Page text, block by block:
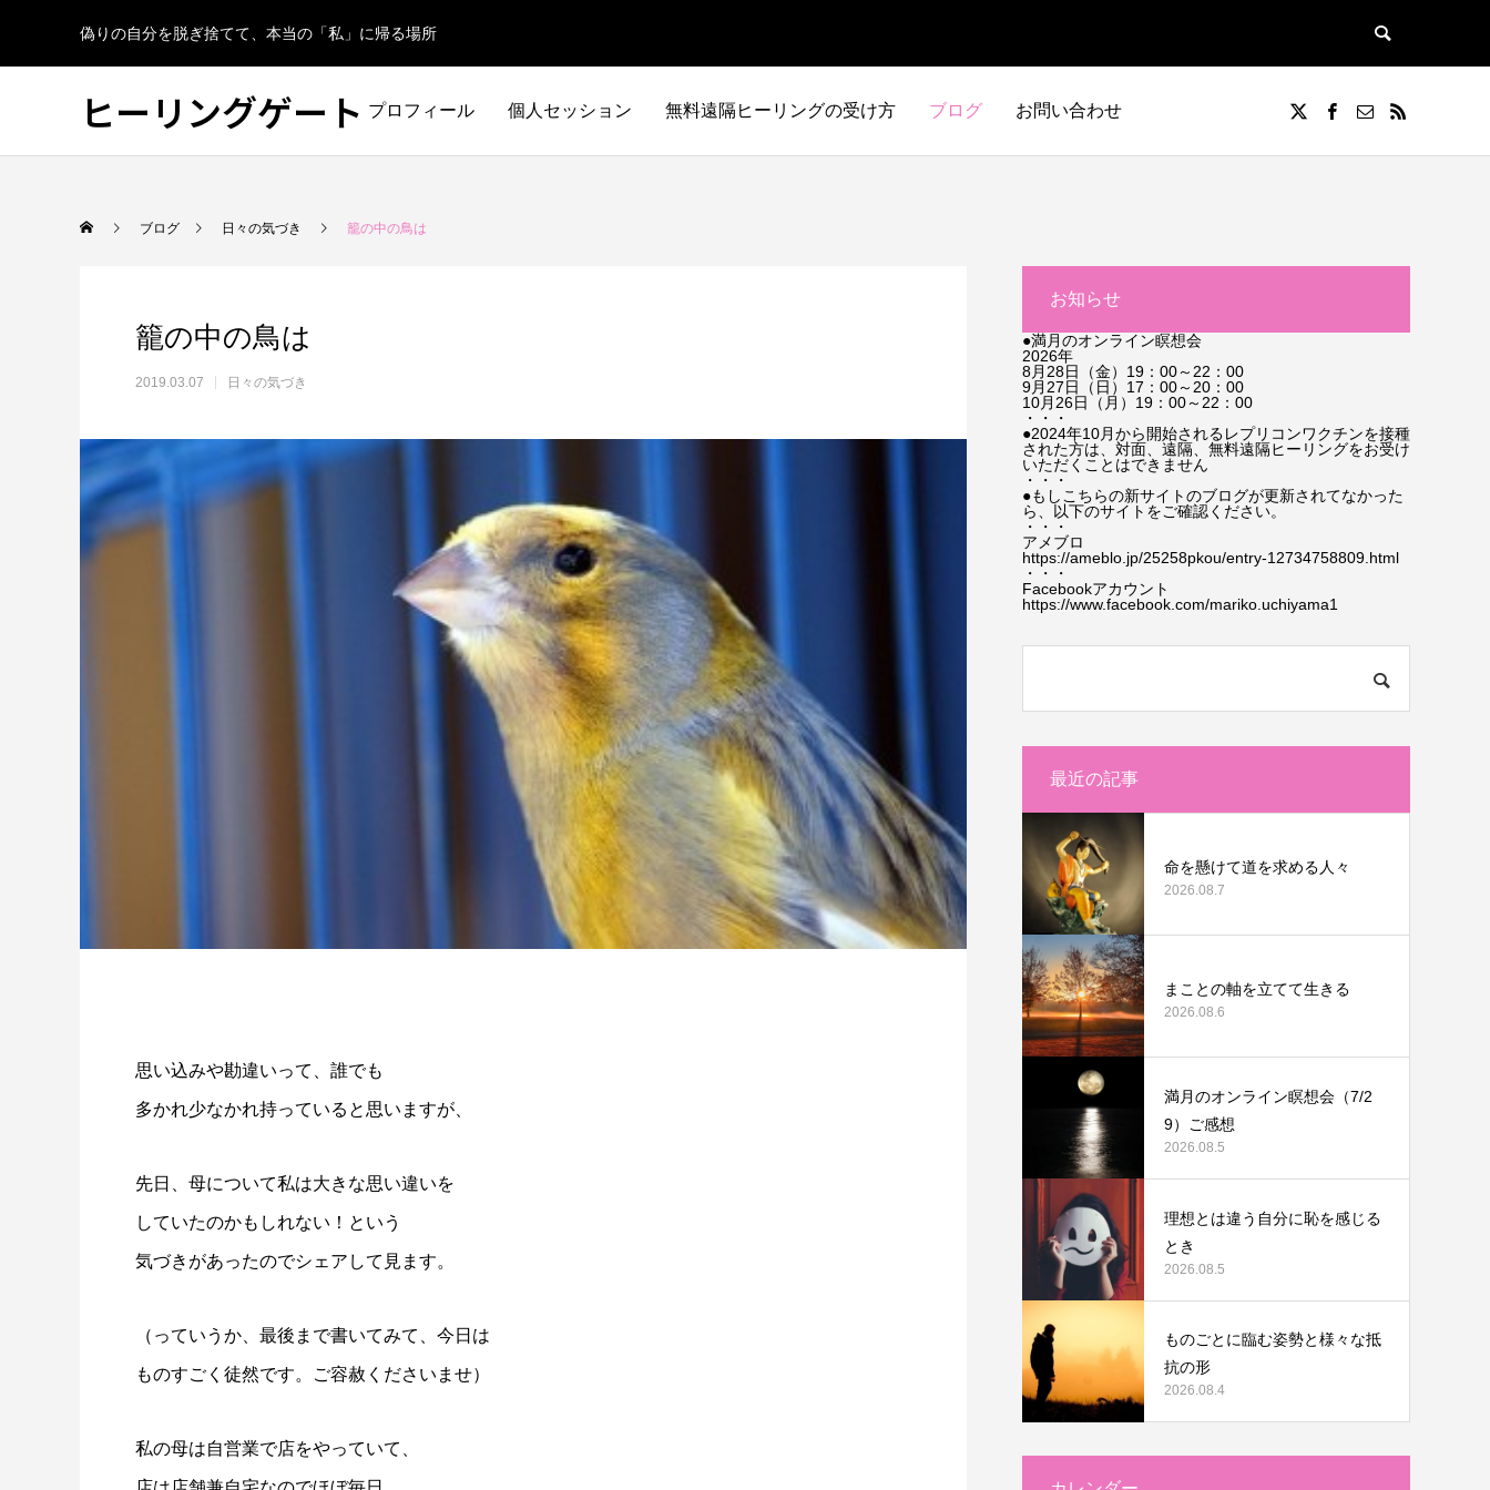
偽りの自分を脱ぎ捨てて、本当の「私」に帰る場所
ヒーリングゲート プロフィール 個人セッション 無料遠隔ヒーリングの受け方 ブログ お問い合わせ
ブログ 日々の気づき 籠の中の鳥は
籠の中の鳥は
2019.03.07 日々の気づき
思い込みや勘違いって、誰でも
多かれ少なかれ持っていると思いますが、
先日、母について私は大きな思い違いを
していたのかもしれない！という
気づきがあったのでシェアして見ます。
（っていうか、最後まで書いてみて、今日は
ものすごく徒然です。ご容赦くださいませ）
私の母は自営業で店をやっていて、
お知らせ
●満月のオンライン瞑想会
2026年
8月28日（金）19：00～22：00
9月27日（日）17：00～20：00
10月26日（月）19：00～22：00
・・・
●2024年10月から開始されるレプリコンワクチンを接種
された方は、対面、遠隔、無料遠隔ヒーリングをお受け
いただくことはできません
・・・
●もしこちらの新サイトのブログが更新されてなかった
ら、以下のサイトをご確認ください。
・・・
アメブロ
https://ameblo.jp/25258pkou/entry-12734758809.html
・・・
Facebookアカウント
https://www.facebook.com/mariko.uchiyama1
最近の記事
命を懸けて道を求める人々
2026.08.7
まことの軸を立てて生きる
2026.08.6
満月のオンライン瞑想会（7/2
9）ご感想
2026.08.5
理想とは違う自分に恥を感じる
とき
2026.08.5
ものごとに臨む姿勢と様々な抵
抗の形
2026.08.4